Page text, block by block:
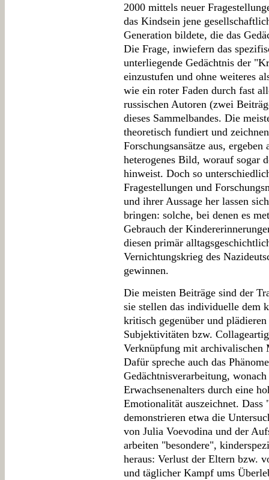
2000 mittels neuer
das Kindsein jene
Generation bildete, die das
Die Frage, inwiefern das
unterliegende Gedächtnis der
einzustufen und ohne weiteres
wie ein roter Faden durch fast
russischen Autoren (zwei
dieses Sammelbandes. Die
theoretisch fundiert und
Forschungsansätze aus,
heterogenes Bild, worauf sogar
hinweist. Doch so
Fragestellungen und
und ihrer Aussage her lassen
bringen: solche, bei denen es
Gebrauch der
diesen primär
Vernichtungskrieg des
gewinnen.
Die meisten Beiträge sind der
sie stellen das individuelle dem
kritisch gegenüber und
Subjektivitäten bzw.
Verknüpfung mit archivalischen
Dafür spreche auch das
Gedächtnisverarbeitung,
Erwachsenenalters durch eine
Emotionalität auszeichnet.
demonstrieren etwa die
von Julia Voevodina und der
arbeiten "besondere",
heraus: Verlust der Eltern bzw.
und täglicher Kampf ums